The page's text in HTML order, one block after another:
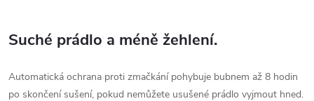
Suché prádlo a méně žehlení.
Automatická ochrana proti zmačkání pohybuje bubnem až 8 hodin
po skončení sušení, pokud nemůžete usušené prádlo vyjmout hned.